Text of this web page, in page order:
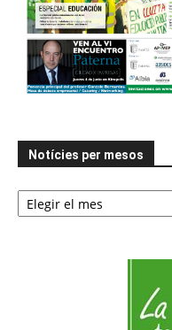
Notícies per mesos
Notícies
per